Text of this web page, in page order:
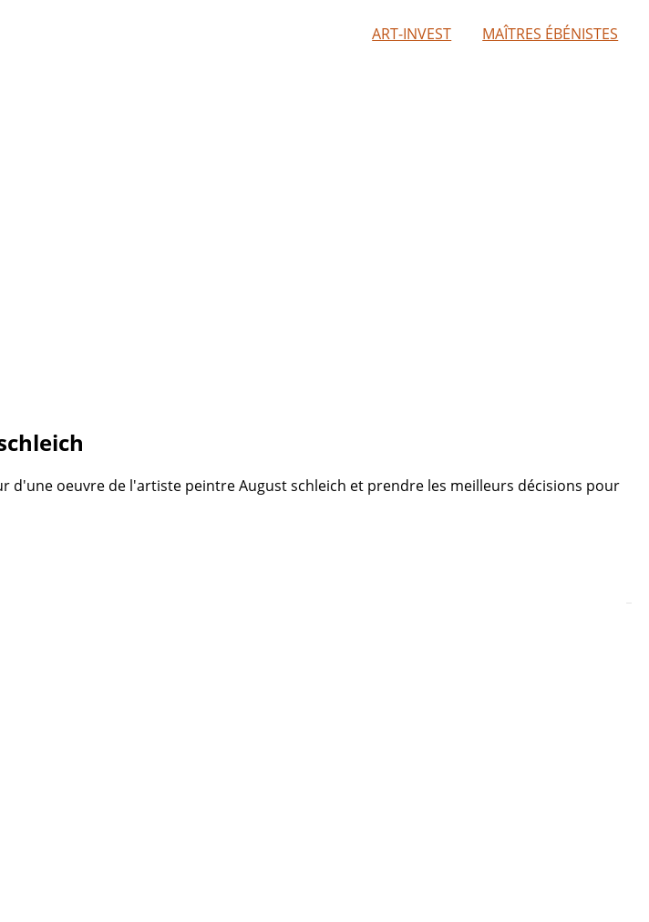
ART-INVEST MAÎTRES ÉBÉNISTES
d'une oeuvre de l'artiste peintre August schleich et prendre les meilleurs décisions pour